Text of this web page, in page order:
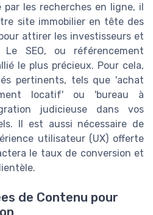
par les recherches en ligne, il
site immobilier en tête des
attirer les investisseurs et
Le SEO, ou référencement
le plus précieux. Pour cela,
pertinents, tels que 'achat
locatif' ou 'bureau à
judicieuse dans vos
Il est aussi nécessaire de
utilisateur (UX) offerte
le taux de conversion et
de Contenu pour